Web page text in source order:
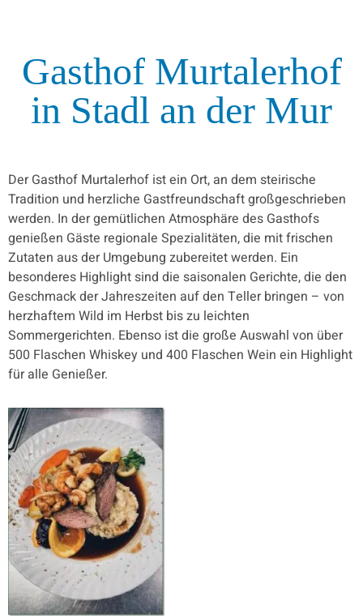
Gasthof Murtalerhof
in Stadl an der Mur
Der Gasthof Murtalerhof ist ein Ort, an dem steirische
Tradition und herzliche Gastfreundschaft großgeschrieben
werden. In der gemütlichen Atmosphäre des Gasthofs
genießen Gäste regionale Spezialitäten, die mit frischen
Zutaten aus der Umgebung zubereitet werden. Ein
besonderes Highlight sind die saisonalen Gerichte, die den
Geschmack der Jahreszeiten auf den Teller bringen – von
herzhaftem Wild im Herbst bis zu leichten
Sommergerichten. Ebenso ist die große Auswahl von über
500 Flaschen Whiskey und 400 Flaschen Wein ein Highlight
für alle Genießer.